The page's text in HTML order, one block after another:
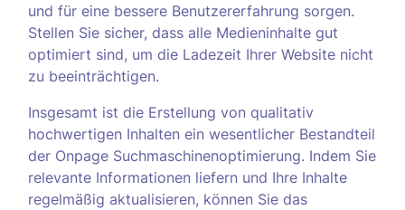
und für eine bessere Benutzererfahrung sorgen.
Stellen Sie sicher, dass alle Medieninhalte gut
optimiert sind, um die Ladezeit Ihrer Website nicht
zu beeinträchtigen.
Insgesamt ist die Erstellung von qualitativ
hochwertigen Inhalten ein wesentlicher Bestandteil
der Onpage Suchmaschinenoptimierung. Indem Sie
relevante Informationen liefern und Ihre Inhalte
regelmäßig aktualisieren, können Sie das